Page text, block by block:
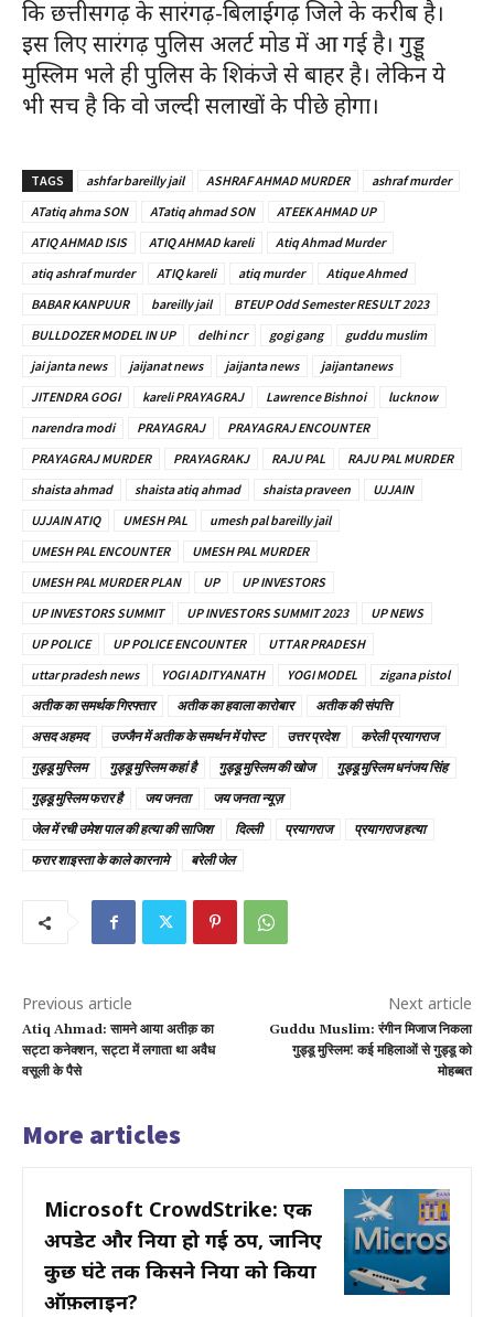
कि छत्तीसगढ़ के सारंगढ़-बिलाईगढ़ जिले के करीब है।
इस लिए सारंगढ़ पुलिस अलर्ट मोड में आ गई है। गुड्डू
मुस्लिम भले ही पुलिस के शिकंजे से बाहर है। लेकिन ये
भी सच है कि वो जल्दी सलाखों के पीछे होगा।
TAGS ashfar bareilly jail ASHRAF AHMAD MURDER
ashraf murder
ATatiq ahma SON
ATatiq ahmad SON
ATEEK AHMAD UP
ATIQ AHMAD ISIS
ATIQ AHMAD kareli
Atiq Ahmad Murder
atiq ashraf murder
ATIQ kareli atiq murder
Atique Ahmed
BABAR KANPUUR
bareilly jail
BTEUP Odd Semester RESULT 2023
BULLDOZER MODEL IN UP
delhi ncr gogi gang
guddu muslim
jai janta news
jaijanat news jaijanta news
jaijantanews
JITENDRA GOGI
kareli PRAYAGRAJ Lawrence Bishnoi
lucknow
narendra modi
PRAYAGRAJ
PRAYAGRAJ ENCOUNTER
PRAYAGRAJ MURDER
PRAYAGRAKJ RAJU PAL
RAJU PAL MURDER
shaista ahmad
shaista atiq ahmad shaista praveen
UJJAIN
UJJAIN ATIQ
UMESH PAL
umesh pal bareilly jail
UMESH PAL ENCOUNTER
UMESH PAL MURDER
UMESH PAL MURDER PLAN
UP
UP INVESTORS
UP INVESTORS SUMMIT
UP INVESTORS SUMMIT 2023
UP NEWS
UP POLICE
UP POLICE ENCOUNTER
UTTAR PRADESH
uttar pradesh news
YOGI ADITYANATH YOGI MODEL
zigana pistol
अतीक का समर्थक गिरफ्तार
अतीक का हवाला कारोबार
अतीक की संपत्ति
असद अहमद
उज्जैन में अतीक के समर्थन में पोस्ट उत्तर प्रदेश
करेली प्रयागराज
गुड्डू मुस्लिम
गुड्डू मुस्लिम कहां है गुड्डू मुस्लिम की खोज
गुड्डू मुस्लिम धनंजय सिंह
गुड्डू मुस्लिम फरार है
जय जनता
जय जनता न्यूज़
जेल में रची उमेश पाल की हत्या की साजिश
दिल्ली प्रयागराज
प्रयागराज हत्या
फरार शाइस्ता के काले कारनामे
बरेली जेल
Previous article
Atiq Ahmad: सामने आया अतीक़ का
सट्टा कनेक्शन, सट्टा में लगाता था अवैध
वसूली के पैसे
Next article
Guddu Muslim: रंगीन मिजाज निकला
गुड्डू मुस्लिम! कई महिलाओं से गुड्डू को
मोहब्बत
More articles
Microsoft CrowdStrike: एक
अपडेट और दुनिया हो गई ठप, जानिए
कुछ घंटे तक किसने दुनिया को किया
ऑफ़लाइन?